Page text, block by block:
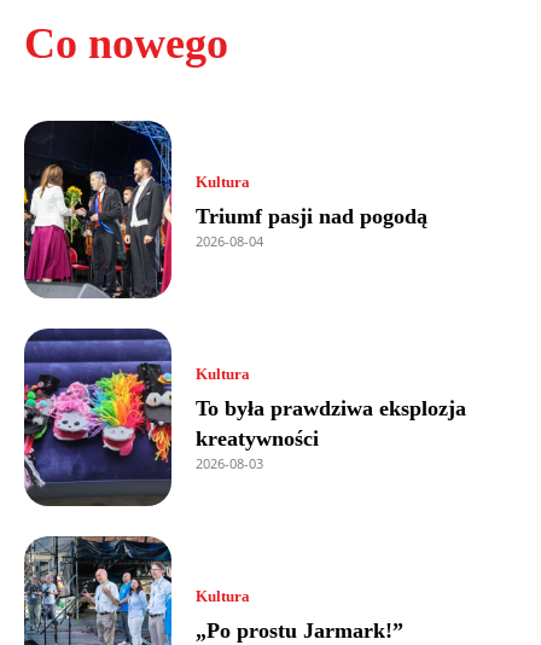
Co nowego
Kultura
Triumf pasji nad pogodą
2026-08-04
Kultura
To była prawdziwa eksplozja
kreatywności
2026-08-03
Kultura
„Po prostu Jarmark!”